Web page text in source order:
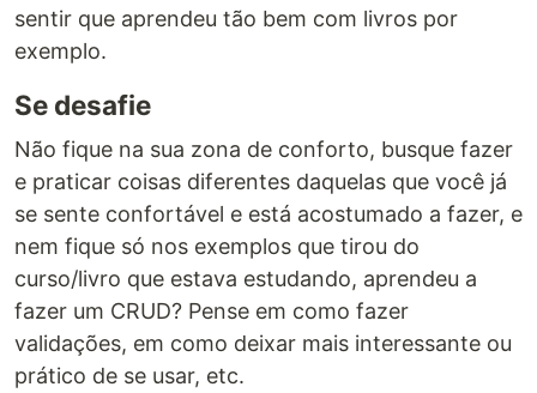
sentir que aprendeu tão bem com livros por
exemplo.
Se desafie
Não fique na sua zona de conforto, busque fazer
e praticar coisas diferentes daquelas que você já
se sente confortável e está acostumado a fazer, e
nem fique só nos exemplos que tirou do
curso/livro que estava estudando, aprendeu a
fazer um CRUD? Pense em como fazer
validações, em como deixar mais interessante ou
prático de se usar, etc.